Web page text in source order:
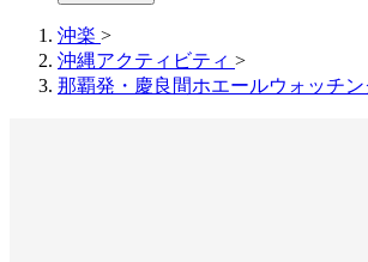
沖楽 >
沖縄アクティビティ >
那覇発・慶良間ホエールウォッチン